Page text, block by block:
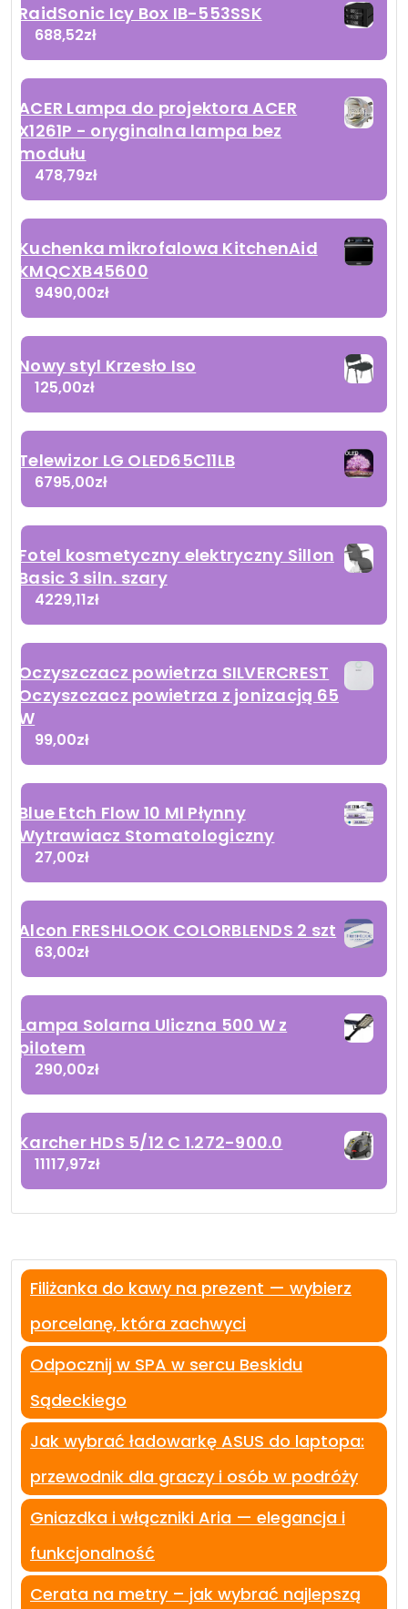
RaidSonic Icy Box IB-553SSK
688,52zł
ACER Lampa do projektora ACER
X1261P - oryginalna lampa bez
modułu
478,79zł
Kuchenka mikrofalowa KitchenAid
KMQCXB45600
9490,00zł
Nowy styl Krzesło Iso
125,00zł
Telewizor LG OLED65C11LB
6795,00zł
Fotel kosmetyczny elektryczny Sillon
Basic 3 siln. szary
4229,11zł
Oczyszczacz powietrza SILVERCREST
Oczyszczacz powietrza z jonizacją 65
W
99,00zł
Blue Etch Flow 10 Ml Płynny
Wytrawiacz Stomatologiczny
27,00zł
Alcon FRESHLOOK COLORBLENDS 2 szt
63,00zł
Lampa Solarna Uliczna 500 W z
pilotem
290,00zł
Karcher HDS 5/12 C 1.272-900.0
11117,97zł
Filiżanka do kawy na prezent — wybierz
porcelanę, która zachwyci
Odpocznij w SPA w sercu Beskidu
Sądeckiego
Jak wybrać ładowarkę ASUS do laptopa:
przewodnik dla graczy i osób w podróży
Gniazdka i włączniki Aria — elegancja i
funkcjonalność
Cerata na metry – jak wybrać najlepszą